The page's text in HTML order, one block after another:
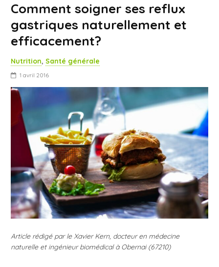
Comment soigner ses reflux
gastriques naturellement et
efficacement?
Nutrition,Santé générale
1 avril 2016
Article rédigé par le Xavier Kern, docteur en médecine
naturelle et ingénieur biomédical à Obernai (67210)